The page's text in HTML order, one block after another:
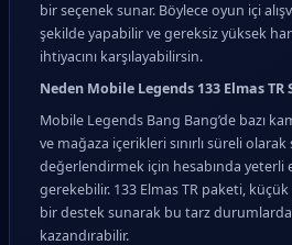
bir seçenek sunar. Böylece oyun içi
şekilde yapabilir ve gereksiz yüksek
ihtiyacını karşılayabilirsin.
Neden Mobile Legends 133 Elmas TR
Mobile Legends Bang Bang’de bazı
ve mağaza içerikleri sınırlı süreli olarak
değerlendirmek için hesabında yeterli
gerekebilir. 133 Elmas TR paketi,
bir destek sunarak bu tarz durumlarda
kazandırabilir.